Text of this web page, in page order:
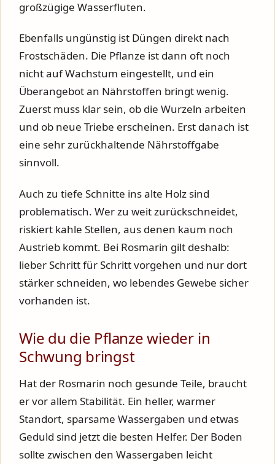
großzügige Wasserfluten.
Ebenfalls ungünstig ist Düngen direkt nach
Frostschäden. Die Pflanze ist dann oft noch
nicht auf Wachstum eingestellt, und ein
Überangebot an Nährstoffen bringt wenig.
Zuerst muss klar sein, ob die Wurzeln arbeiten
und ob neue Triebe erscheinen. Erst danach ist
eine sehr zurückhaltende Nährstoffgabe
sinnvoll.
Auch zu tiefe Schnitte ins alte Holz sind
problematisch. Wer zu weit zurückschneidet,
riskiert kahle Stellen, aus denen kaum noch
Austrieb kommt. Bei Rosmarin gilt deshalb:
lieber Schritt für Schritt vorgehen und nur dort
stärker schneiden, wo lebendes Gewebe sicher
vorhanden ist.
Wie du die Pflanze wieder in
Schwung bringst
Hat der Rosmarin noch gesunde Teile, braucht
er vor allem Stabilität. Ein heller, warmer
Standort, sparsame Wassergaben und etwas
Geduld sind jetzt die besten Helfer. Der Boden
sollte zwischen den Wassergaben leicht